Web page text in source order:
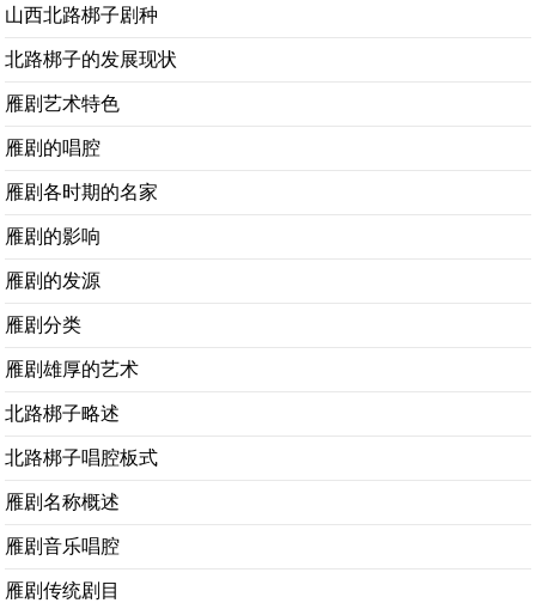
山西北路梆子剧种
北路梆子的发展现状
雁剧艺术特色
雁剧的唱腔
雁剧各时期的名家
雁剧的影响
雁剧的发源
雁剧分类
雁剧雄厚的艺术
北路梆子略述
北路梆子唱腔板式
雁剧名称概述
雁剧音乐唱腔
雁剧传统剧目